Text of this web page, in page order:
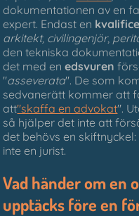
dokumentationen av en
expert. Endast en
arkitekt, civilingenjör,
den tekniska
det med enedsvuren
"asseverata". De som
sedvanerätt kommer att
att"skaffa en advokat".
så hjälper det inte att
det behövs en
inte en jurist.
Vad händer om
upptäcks före en